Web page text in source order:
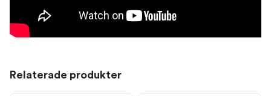
Relaterade produkter